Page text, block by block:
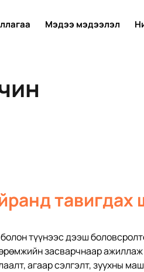
Мэдээ мэдээлэл
тавигдах
болон түүнээс дээш
засварчнаар
агаар сэлгэлт, зуухны